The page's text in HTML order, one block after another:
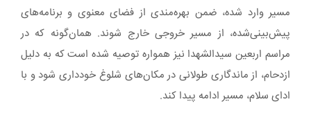
مسیر وارد شده، ضمن بهره‌مندی از فضای معنوی و برنامه‌های
پیش‌بینی‌شده، از مسیر خروجی خارج شوند. همان‌گونه که در
مراسم اربعین سیدالشهدا نیز همواره توصیه شده است که به دلیل
ازدحام، از ماندگاری طولانی در مکان‌های شلوغ خودداری شود و با
ادای سلام، مسیر ادامه پیدا کند.